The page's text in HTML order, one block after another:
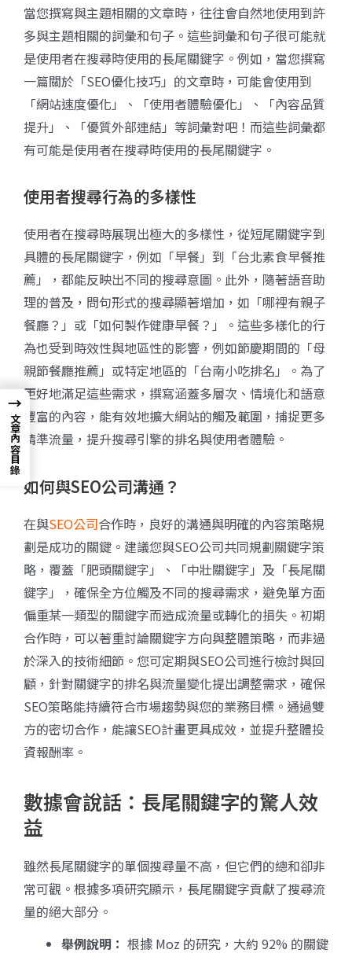
當您撰寫與主題相關的文章時，往往會自然地使用到許
多與主題相關的詞彙和句子。這些詞彙和句子很可能就
是使用者在搜尋時使用的長尾關鍵字。例如，當您撰寫
一篇關於「SEO優化技巧」的文章時，可能會使用到
「網站速度優化」、「使用者體驗優化」、「內容品質
提升」、「優質外部連結」等詞彙對吧！而這些詞彙都
有可能是使用者在搜尋時使用的長尾關鍵字。
使用者搜尋行為的多樣性
使用者在搜尋時展現出極大的多樣性，從短尾關鍵字到
具體的長尾關鍵字，例如「早餐」到「台北素食早餐推
薦」，都能反映出不同的搜尋意圖。此外，隨著語音助
理的普及，問句形式的搜尋顯著增加，如「哪裡有親子
餐廳？」或「如何製作健康早餐？」。這些多樣化的行
為也受到時效性與地區性的影響，例如節慶期間的「母
親節餐廳推薦」或特定地區的「台南小吃排名」。為了
更好地滿足這些需求，撰寫涵蓋多層次、情境化和語意
豐富的內容，能有效地擴大網站的觸及範圍，捕捉更多
精準流量，提升搜尋引擎的排名與使用者體驗。
如何與SEO公司溝通？
在與SEO公司合作時，良好的溝通與明確的內容策略規
劃是成功的關鍵。建議您與SEO公司共同規劃關鍵字策
略，覆蓋「肥頭關鍵字」、「中壯關鍵字」及「長尾關
鍵字」，確保全方位觸及不同的搜尋需求，避免單方面
偏重某一類型的關鍵字而造成流量或轉化的損失。初期
合作時，可以著重討論關鍵字方向與整體策略，而非過
於深入的技術細節。您可定期與SEO公司進行檢討與回
顧，針對關鍵字的排名與流量變化提出調整需求，確保
SEO策略能持續符合市場趨勢與您的業務目標。通過雙
方的密切合作，能讓SEO計畫更具成效，並提升整體投
資報酬率。
數據會說話：長尾關鍵字的驚人效
益
雖然長尾關鍵字的單個搜尋量不高，但它們的總和卻非
常可觀。根據多項研究顯示，長尾關鍵字貢獻了搜尋流
量的絕大部分。
舉例說明： 根據 Moz 的研究，大約 92% 的關鍵
→
文章內容目錄